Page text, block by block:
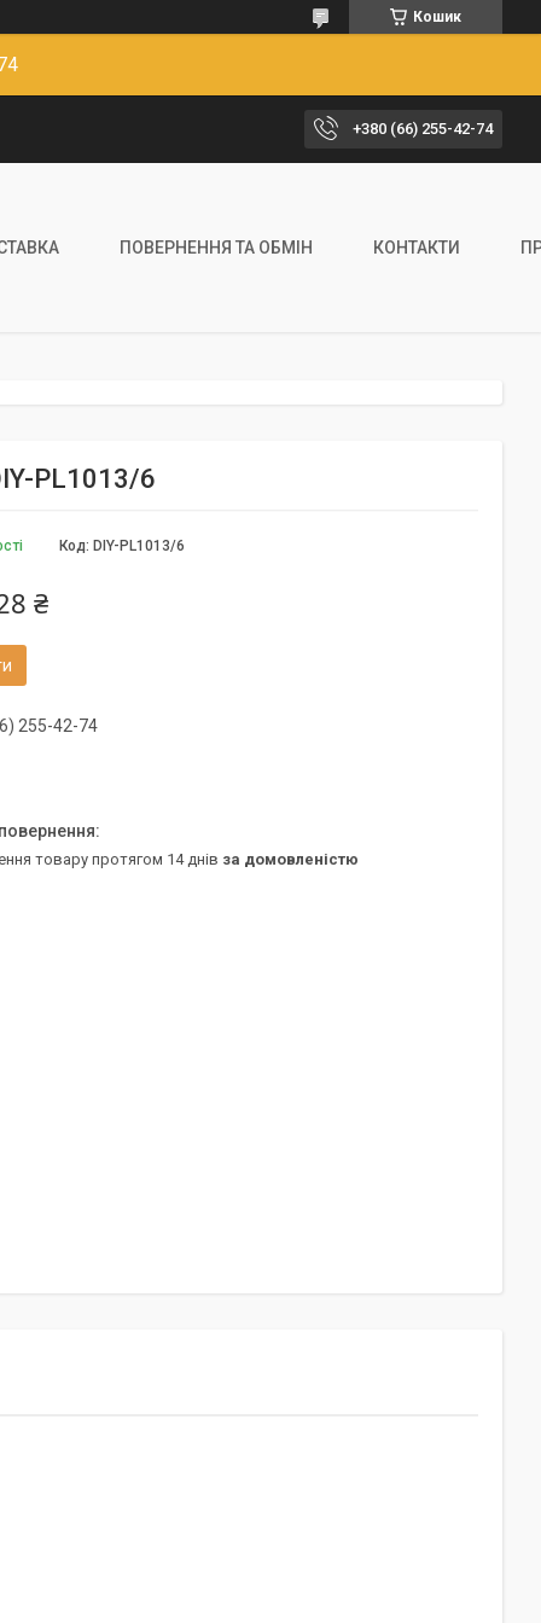
Кошик
+380 (66) 255-42-74
ПОВЕРНЕННЯ ТА ОБМІН КОНТАКТИ
PL1013/6
Код: DIY-PL1013/6
₴
255-42-74
товару протягом 14 днів за домовленістю